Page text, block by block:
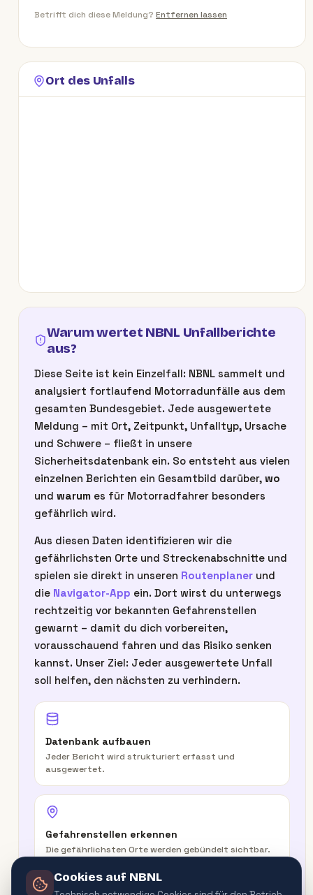
Betrifft dich diese Meldung? Entfernen lassen
Ort des Unfalls
Warum wertet NBNL Unfallberichte
aus?
Diese Seite ist kein Einzelfall: NBNL sammelt und
analysiert fortlaufend Motorradunfälle aus dem
gesamten Bundesgebiet. Jede ausgewertete
Meldung – mit Ort, Zeitpunkt, Unfalltyp, Ursache
und Schwere – fließt in unsere
Sicherheitsdatenbank ein. So entsteht aus vielen
einzelnen Berichten ein Gesamtbild darüber, wo
und warum es für Motorradfahrer besonders
gefährlich wird.
Aus diesen Daten identifizieren wir die
gefährlichsten Orte und Streckenabschnitte und
spielen sie direkt in unseren Routenplaner und
die Navigator-App ein. Dort wirst du unterwegs
rechtzeitig vor bekannten Gefahrenstellen
gewarnt – damit du dich vorbereiten,
vorausschauend fahren und das Risiko senken
kannst. Unser Ziel: Jeder ausgewertete Unfall
soll helfen, den nächsten zu verhindern.
Datenbank aufbauen
Jeder Bericht wird strukturiert erfasst und
ausgewertet.
Gefahrenstellen erkennen
Die gefährlichsten Orte werden gebündelt sichtbar.
Cookies auf NBNL